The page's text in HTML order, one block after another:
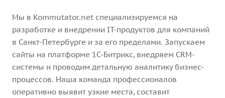
Мы в Kommutator.net специализируемся на
разработке и внедрении IT-продуктов для компаний
в Санкт-Петербурге и за его пределами. Запускаем
сайты на платформе 1С-Битрикс, внедряем CRM-
системы и проводим детальную аналитику бизнес-
процессов. Наша команда профессионалов
оперативно выявит узкие места, составит